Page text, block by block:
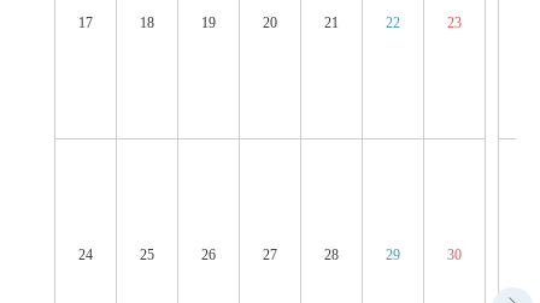
17 18 19 20 21 22 23
24 25 26 27 28 29 30